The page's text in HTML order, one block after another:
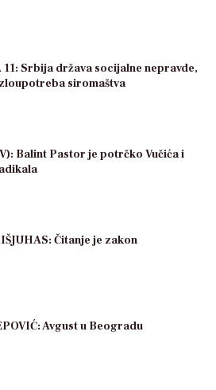
Srbija država socijalne nepravde,
siromaštva
Balint Pastor je potrčko Vučića i
Čitanje je zakon
Avgust u Beogradu